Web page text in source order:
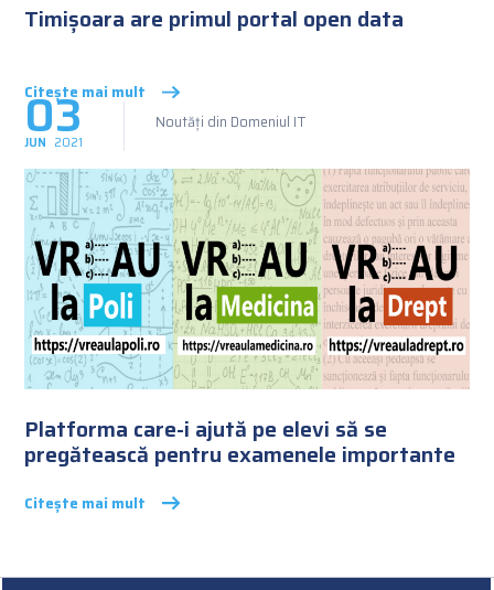
Timișoara are primul portal open data
Citește mai mult
03
JUN 2021
Noutăți din Domeniul IT
Platforma care-i ajută pe elevi să se
pregătească pentru examenele importante
Citește mai mult